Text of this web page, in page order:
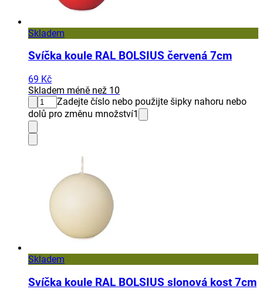
Skladem
Svíčka koule RAL BOLSIUS červená 7cm
69 Kč
Skladem méně než 10
Zadejte číslo nebo použijte šipky nahoru nebo
dolů pro změnu množství1
Skladem
Svíčka koule RAL BOLSIUS slonová kost 7cm